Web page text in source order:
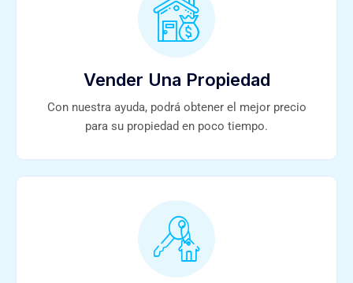
Vender Una Propiedad
Con nuestra ayuda, podrá obtener el mejor precio
para su propiedad en poco tiempo.